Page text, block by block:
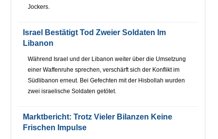
Jockers.
Israel Bestätigt Tod Zweier Soldaten Im
Libanon
Während Israel und der Libanon weiter über die Umsetzung
einer Waffenruhe sprechen, verschärft sich der Konflikt im
Südlibanon erneut. Bei Gefechten mit der Hisbollah wurden
zwei israelische Soldaten getötet.
Marktbericht: Trotz Vieler Bilanzen Keine
Frischen Impulse